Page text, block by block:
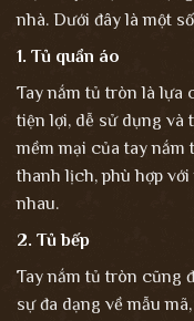
nhà. Dưới đây là một
1. Tủ quần áo
Tay nắm tủ tròn là lựa
tiện lợi, dễ sử dụng và
mềm mại của tay
thanh lịch, phù hợp
nhau.
2. Tủ bếp
Tay nắm tủ tròn cũng
sự đa dạng về mẫu